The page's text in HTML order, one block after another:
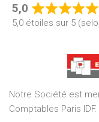
5,0
Rated
5,0
of
5
5,0 étoiles sur 5
Notre Société est
Comptables Paris IDF.